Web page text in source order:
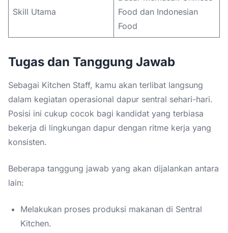
Skill Utama
Food dan Indonesian
Food
Tugas dan Tanggung Jawab
Sebagai Kitchen Staff, kamu akan terlibat langsung
dalam kegiatan operasional dapur sentral sehari-hari.
Posisi ini cukup cocok bagi kandidat yang terbiasa
bekerja di lingkungan dapur dengan ritme kerja yang
konsisten.
Beberapa tanggung jawab yang akan dijalankan antara
lain:
Melakukan proses produksi makanan di Sentral
Kitchen.